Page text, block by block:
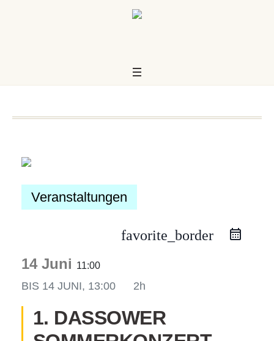
Veranstaltungen
favorite_border
14 Juni 11:00
BIS 14 JUNI, 13:00 2h
1. DASSOWER